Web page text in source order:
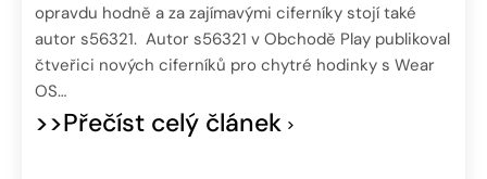
opravdu hodně a za zajímavými ciferníky stojí také
autor s56321. Autor s56321 v Obchodě Play publikoval
čtveřici nových ciferníků pro chytré hodinky s Wear
OS…
>>Přečíst celý článek